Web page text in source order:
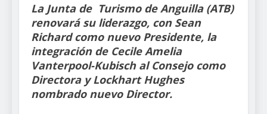
La Junta de Turismo de Anguilla (ATB)
renovará su liderazgo, con Sean
Richard como nuevo Presidente, la
integración de Cecile Amelia
Vanterpool-Kubisch al Consejo como
Directora y Lockhart Hughes
nombrado nuevo Director.